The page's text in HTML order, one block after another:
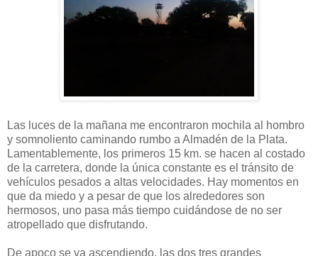
Las luces de la mañana me encontraron mochila al hombro
y somnoliento caminando rumbo a Almadén de la Plata.
Lamentablemente, los primeros 15 km. se hacen al costado
de la carretera, donde la única constante es el tránsito de
vehículos pesados a altas velocidades. Hay momentos en
que da miedo y a pesar de que los alrededores son
hermosos, uno pasa más tiempo cuidándose de no ser
atropellado que disfrutando.
De apoco se va ascendiendo, las dos tres grandes